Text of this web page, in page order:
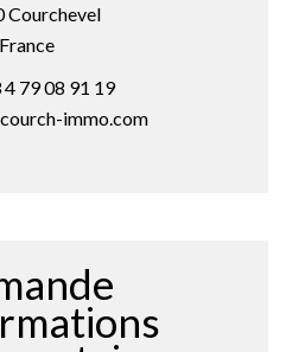
Courchevel
France
4 79 08 91 19
immo.com